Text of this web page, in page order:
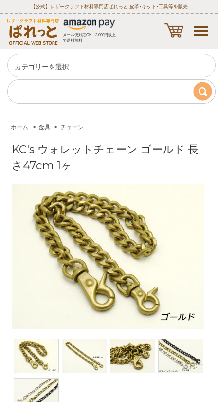
【公式】レザークラフト材料専門店ぱれっと‐皮革･キット･工具等を販売
メール便対応OK 3,000円以上
で送料無料
ホーム > 金具 > チェーン
KC's ウォレットチェーン ゴールド 長
さ47cm 1ヶ